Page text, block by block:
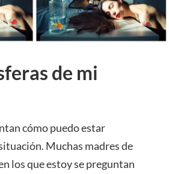
de mi
cómo puedo estar
Muchas madres de
los que estoy se preguntan